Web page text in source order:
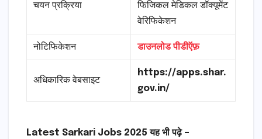
चयन प्रक्रिया
फिजिकल मेडिकल डॉक्यूमेंट
वेरिफिकेशन
नोटिफिकेशन डाउनलोड पीडीऍफ़
अधिकारिक वेबसाइट
https://apps.shar.
gov.in/
Latest Sarkari Jobs 2025 यह भी पढ़े –